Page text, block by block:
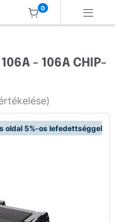
0
oldal 5%-os lefedettséggel
- 106A CHIP-